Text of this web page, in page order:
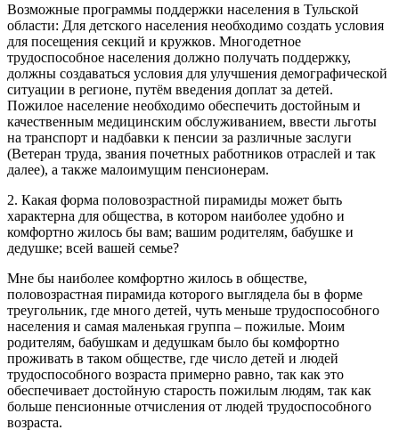
Возможные программы поддержки населения в Тульской
области: Для детского населения необходимо создать условия
для посещения секций и кружков. Многодетное
трудоспособное населения должно получать поддержку,
должны создаваться условия для улучшения демографической
ситуации в регионе, путём введения доплат за детей.
Пожилое население необходимо обеспечить достойным и
качественным медицинским обслуживанием, ввести льготы
на транспорт и надбавки к пенсии за различные заслуги
(Ветеран труда, звания почетных работников отраслей и так
далее), а также малоимущим пенсионерам.
2. Какая форма половозрастной пирамиды может быть
характерна для общества, в котором наиболее удобно и
комфортно жилось бы вам; вашим родителям, бабушке и
дедушке; всей вашей семье?
Мне бы наиболее комфортно жилось в обществе,
половозрастная пирамида которого выглядела бы в форме
треугольник, где много детей, чуть меньше трудоспособного
населения и самая маленькая группа – пожилые. Моим
родителям, бабушкам и дедушкам было бы комфортно
проживать в таком обществе, где число детей и людей
трудоспособного возраста примерно равно, так как это
обеспечивает достойную старость пожилым людям, так как
больше пенсионные отчисления от людей трудоспособного
возраста.